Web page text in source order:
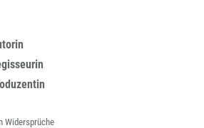
Widersprüche